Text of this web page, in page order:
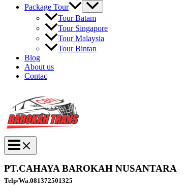
Package Tour
Tour Batam
Tour Singapore
Tour Malaysia
Tour Bintan
Blog
About us
Contac
PT.CAHAYA BAROKAH NUSANTARA
Telp/Wa.081372501325